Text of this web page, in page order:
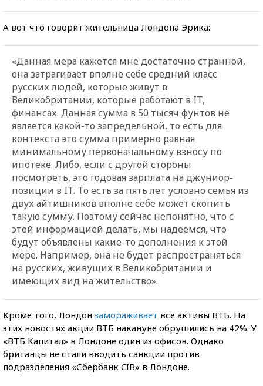
А вот что говорит жительница Лондона Эрика:
«Данная мера кажется мне достаточно странной,
она затрагивает вполне себе средний класс
русских людей, которые живут в
Великобритании, которые работают в IT,
финансах. Данная сумма в 50 тысяч фунтов не
является какой-то запредельной, то есть для
контекста это сумма примерно равная
минимальному первоначальному взносу по
ипотеке. Либо, если с другой стороны
посмотреть, это годовая зарплата на джуниор-
позиции в IT. То есть за пять лет условно семья из
двух айтишников вполне себе может скопить
такую сумму. Поэтому сейчас непонятно, что с
этой информацией делать, мы надеемся, что
будут объявлены какие-то дополнения к этой
мере. Например, она не будет распространяться
на русских, живущих в Великобритании и
имеющих вид на жительство».
Кроме того, Лондон замораживает все активы ВТБ. На
этих новостях акции ВТБ накануне обрушились на 42%. У
«ВТБ Капитал» в Лондоне один из офисов. Однако
британцы не стали вводить санкции против
подразделения «Сбербанк CIB» в Лондоне.